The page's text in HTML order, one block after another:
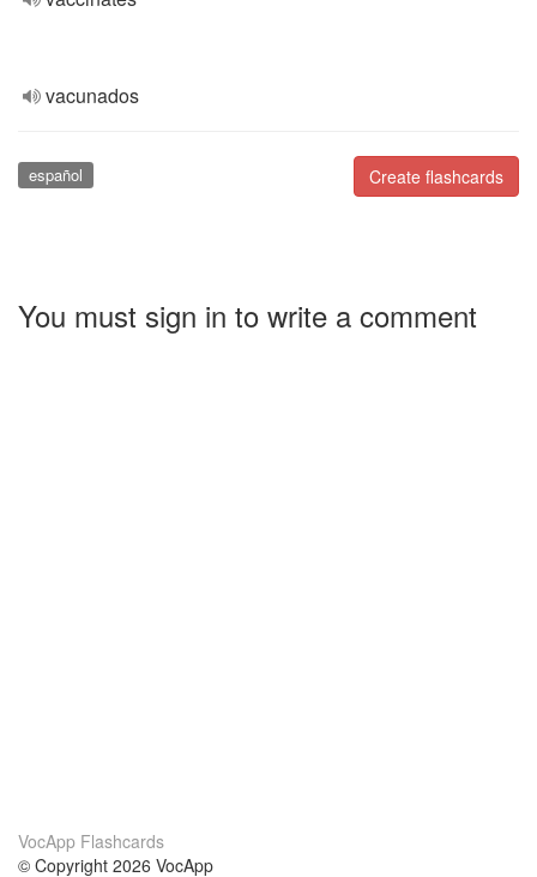
vacunados
Create flashcards
español
You must sign in to write a comment
VocApp Flashcards
© Copyright 2026 VocApp